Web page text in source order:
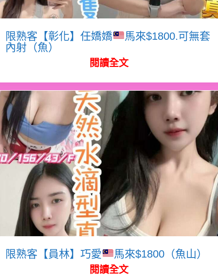
限熟客【彰化】任嬌嬌
馬來$1800.可無套
內射（魚）
閱讀全文
限熟客【員林】巧愛 馬來$1800（魚山）
閱讀全文